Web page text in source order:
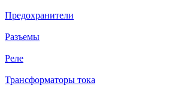
Предохранители
Разъемы
Реле
Трансформаторы тока